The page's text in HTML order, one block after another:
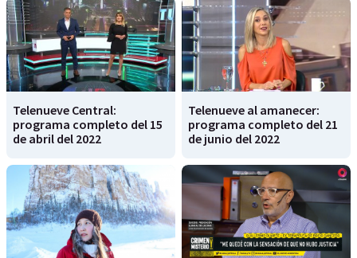
Telenueve Central:
programa completo del 15
de abril del 2022
Telenueve al amanecer:
programa completo del 21
de junio del 2022